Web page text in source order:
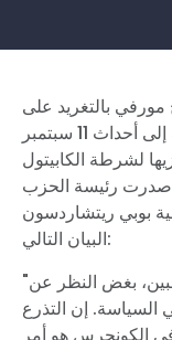
مورفي بالتغريد على
استند فيه إلى أحداث 11 سبتمبر
لشرطة الكابيتول
رئيسة الحزب
بوبي ريتشاردسون
البيان التالي:
"تستحق دولتنا أفضل من مسؤوليها المنتخبين، بغض النظر عن
السياسة. إن التذرع
في الكونجرس هو أمر